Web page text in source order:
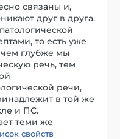
связаны и,
друг в друга.
то есть уже
глубже мы
речь, тем
речи,
в той же
и ПС.
теми же
свойств